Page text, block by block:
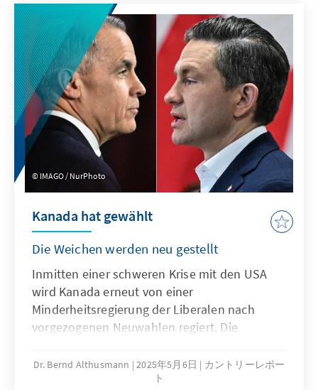
Priester und Bischof wirkte. Wie schon sein
Vorgänger Franziskus dürfte Leo XIV den
internationalen Blick auf soziale Fragen und
auf Lateinamerika richten. Gleichzeitig ist sein
Auftreten jenseits von politischen
Grabenkämpfen auf Versöhnung und
Ausgleich ausgerichtet.
IMAGO / NurPhoto
Kanada hat gewählt
Die Weichen werden neu gestellt
Inmitten einer schweren Krise mit den USA
wird Kanada erneut von einer
Minderheitsregierung der Liberalen nach
vorgezogenen Neuwahlen regiert. Die
geglaubten Wahlsieg trotz guten Ergebnisses.
Kanada scheint auf dem Weg in ein Zwei-
Dr. Bernd Althusmann 2025年5月6日
カントリーレポー
ト